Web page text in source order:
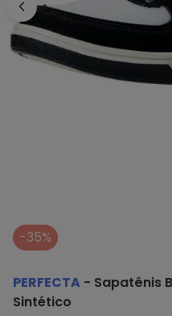
-35%
PERFECTA - Sapatênis
Sintético